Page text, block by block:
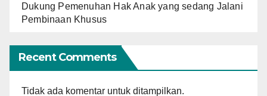
Dukung Pemenuhan Hak Anak yang sedang Jalani
Pembinaan Khusus
Recent Comments
Tidak ada komentar untuk ditampilkan.